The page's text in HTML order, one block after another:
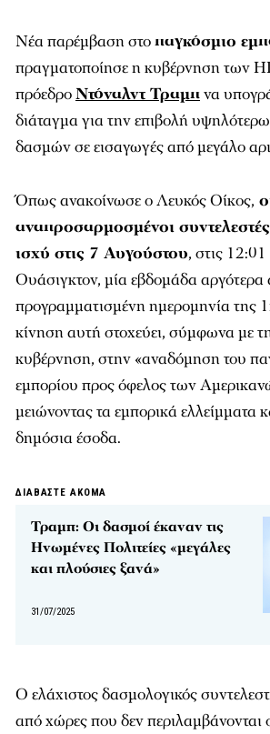
Νέα παρέμβαση στοπαγκόσμιο
πραγματοποίησε η κυβέρνηση των
πρόεδροΝτόναλντ Τραμπνα
διάταγμα για την επιβολή
δασμών σε εισαγωγές από μεγάλο
Όπως ανακοίνωσε ο Λευκός Οίκος,
αναπροσαρμοσμένοι
ισχύ στις 7 Αυγούστου, στις
Ουάσιγκτον, μία εβδομάδα αργότερα
προγραμματισμένη ημερομηνία της
κίνηση αυτή στοχεύει, σύμφωνα με
κυβέρνηση, στην «αναδόμηση του
εμπορίου προς όφελος των
μειώνοντας τα εμπορικά ελλείμματα
δημόσια έσοδα.
ΔΙΑΒΑΣΤΕ ΑΚΟΜΑ
Τραμπ: Οι δασμοί έκαναν τις
Ηνωμένες Πολιτείες «μεγάλες
και πλούσιες ξανά»
31/07/2025
Ο ελάχιστος δασμολογικός
από χώρες που δεν περιλαμβάνονται